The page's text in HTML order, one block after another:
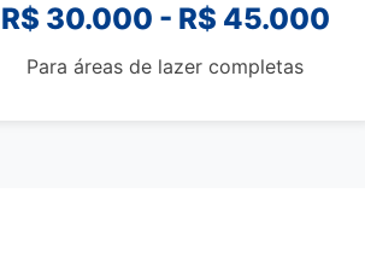
R$ 30.000 - R$ 45.000
Para áreas de lazer completas